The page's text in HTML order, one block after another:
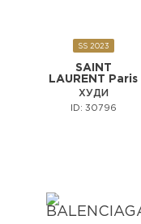
SS 2023
SAINT
LAURENT Paris
ХУДИ
ID: 30796